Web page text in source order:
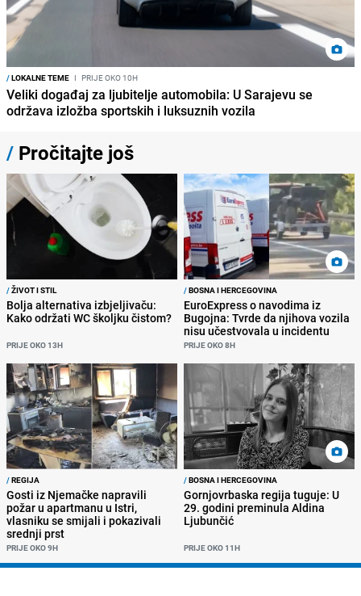
/LOKALNE TEME I PRIJE OKO 10H
Veliki događaj za ljubitelje automobila: U Sarajevu se
održava izložba sportskih i luksuznih vozila
/ Pročitajte još
/ŽIVOT I STIL
Bolja alternativa izbjeljivaču:
Kako održati WC školjku čistom?
PRIJE OKO 13H
/BOSNA I HERCEGOVINA
EuroExpress o navodima iz
Bugojna: Tvrde da njihova vozila
nisu učestvovala u incidentu
PRIJE OKO 8H
/REGIJA
Gosti iz Njemačke napravili
požar u apartmanu u Istri,
vlasniku se smijali i pokazivali
srednji prst
PRIJE OKO 9H
/BOSNA I HERCEGOVINA
Gornjovrbaska regija tuguje: U
29. godini preminula Aldina
Ljubunčić
PRIJE OKO 11H